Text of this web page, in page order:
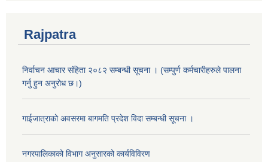
Rajpatra
निर्वाचन आचार संहिता २०८२ सम्बन्धी सूचना । (सम्पुर्ण कर्मचारीहरुले पालना
गर्नु हुन अनुरोध छ।)
गाईजात्राको अवसरमा बागमति प्रदेश विदा सम्बन्धी सूचना ।
नगरपालिकाको विभाग अनुसारको कार्यविविरण